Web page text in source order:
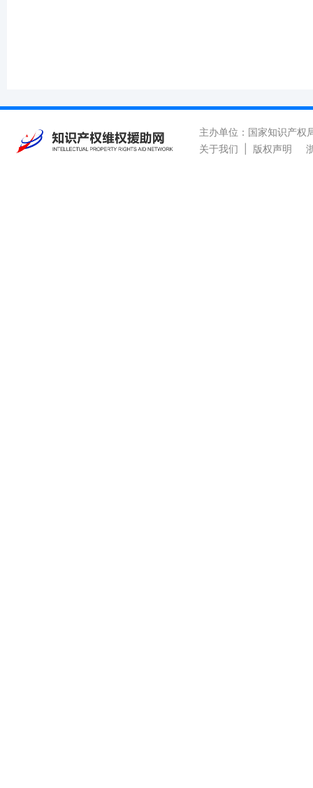
主办单位：国家知识产
关于我们
版权声明